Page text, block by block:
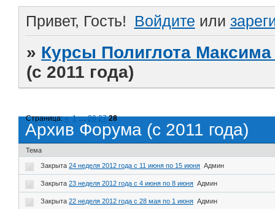
Привет, Гость! Войдите или
» Курсы Полиглота
(с 2011 года)
Архив Форума (с 2011 года)
Страница:« 1 … 26 27 28
Тема
Закрыта24 неделя 2012 года с 11 июня по 15 июня Админ
Закрыта23 неделя 2012 года с 4 июня по 8 июня Админ
Закрыта22 неделя 2012 года с 28 мая по 1 июня Админ